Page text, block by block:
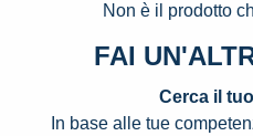
Non è il prodotto
FAI
Cerca il
In base alle tue